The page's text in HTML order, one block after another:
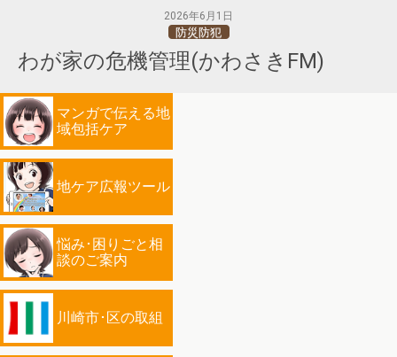
2026年6月1日
防災防犯
わが家の危機管理(かわさきFM)
マンガで伝える地
域包括ケア
地ケア広報ツール
悩み･困りごと相
談のご案内
川崎市･区の取組